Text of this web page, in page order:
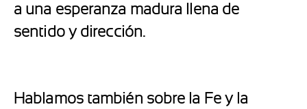
a una esperanza madura llena de
sentido y dirección.
Hablamos también sobre la Fe y la